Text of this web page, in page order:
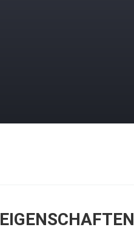
EIGENSCHAFTEN